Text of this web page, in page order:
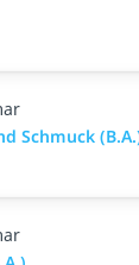
Schmuck